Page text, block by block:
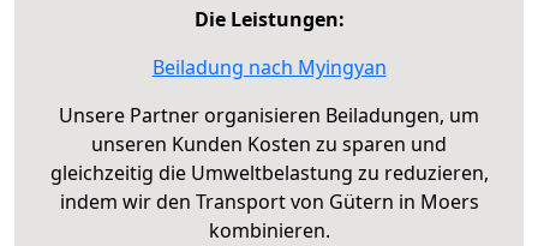
Die Leistungen:
Beiladung nach Myingyan
Unsere Partner organisieren Beiladungen, um
unseren Kunden Kosten zu sparen und
gleichzeitig die Umweltbelastung zu reduzieren,
indem wir den Transport von Gütern in Moers
kombinieren.